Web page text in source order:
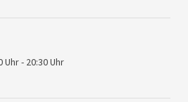
Uhr - 20:30 Uhr